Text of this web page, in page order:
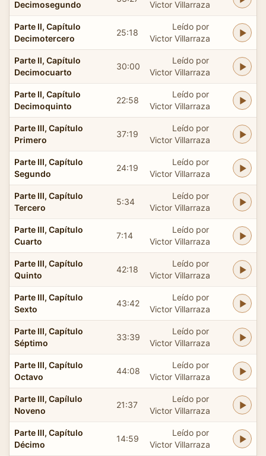
Decimosegundo Victor Villarraza
Parte II, Capítulo
Decimotercero
25:18
Leído por
Victor Villarraza
Parte II, Capítulo
Decimocuarto
30:00
Leído por
Victor Villarraza
Parte II, Capítulo
Decimoquinto
22:58
Leído por
Victor Villarraza
Parte III, Capítulo
Primero
37:19
Leído por
Victor Villarraza
Parte III, Capítulo
Segundo
24:19
Leído por
Victor Villarraza
Parte III, Capítulo
Tercero
5:34
Leído por
Victor Villarraza
Parte III, Capítulo
Cuarto
7:14
Leído por
Victor Villarraza
Parte III, Capítulo
Quinto
42:18
Leído por
Victor Villarraza
Parte III, Capítulo
Sexto
43:42
Leído por
Victor Villarraza
Parte III, Capítulo
Séptimo
33:39
Leído por
Victor Villarraza
Parte III, Capítulo
Octavo
44:08
Leído por
Victor Villarraza
Parte III, Capílulo
Noveno
21:37
Leído por
Victor Villarraza
Parte III, Capítulo
Décimo
14:59
Leído por
Victor Villarraza